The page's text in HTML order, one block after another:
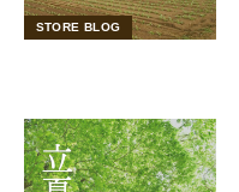
STORE BLOG